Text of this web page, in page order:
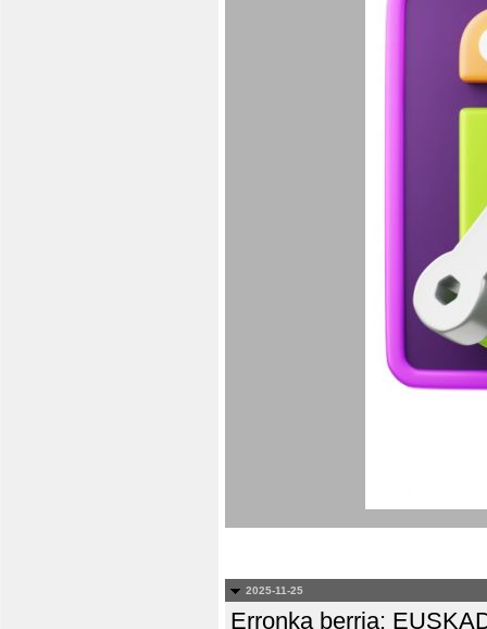
2025-11-25
Erronka berria: